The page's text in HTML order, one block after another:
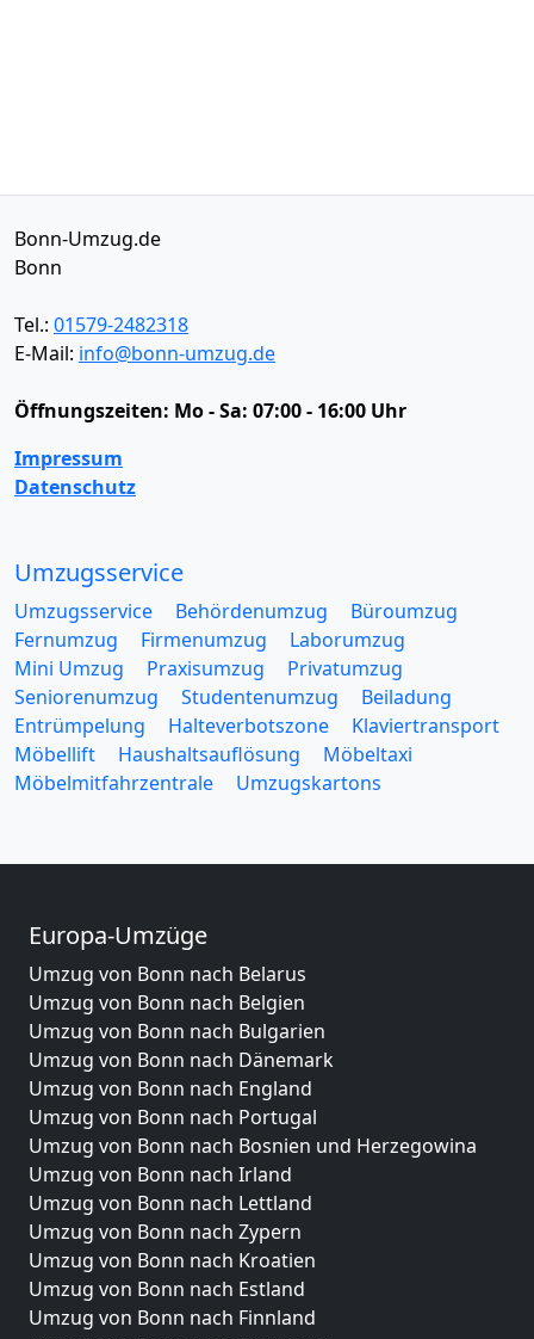
Bonn-Umzug.de
Bonn
Tel.: 01579-2482318
E-Mail: info@bonn-umzug.de
Öffnungszeiten: Mo - Sa: 07:00 - 16:00 Uhr
Impressum
Datenschutz
Umzugsservice
Umzugsservice Behördenumzug
Büroumzug
Fernumzug
Firmenumzug
Laborumzug
Mini Umzug
Praxisumzug
Privatumzug
Seniorenumzug
Studentenumzug
Beiladung
Entrümpelung
Halteverbotszone
Klaviertransport
Möbellift
Haushaltsauflösung
Möbeltaxi
Möbelmitfahrzentrale
Umzugskartons
Europa-Umzüge
Umzug von Bonn nach Belarus
Umzug von Bonn nach Belgien
Umzug von Bonn nach Bulgarien
Umzug von Bonn nach Dänemark
Umzug von Bonn nach England
Umzug von Bonn nach Portugal
Umzug von Bonn nach Bosnien und Herzegowina
Umzug von Bonn nach Irland
Umzug von Bonn nach Lettland
Umzug von Bonn nach Zypern
Umzug von Bonn nach Kroatien
Umzug von Bonn nach Estland
Umzug von Bonn nach Finnland